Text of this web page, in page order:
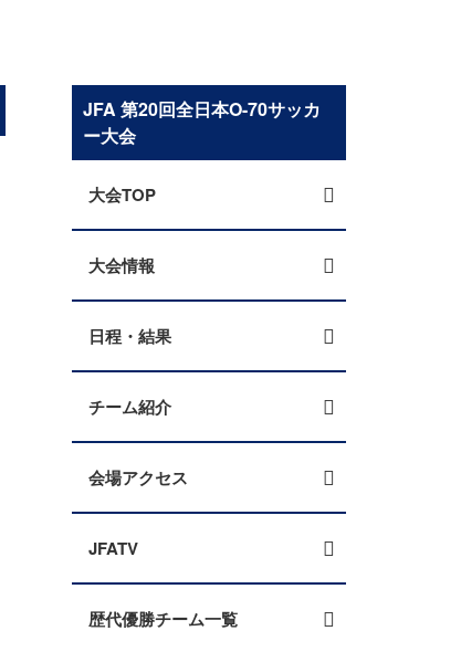
JFA 第20回全日本O-70サッカ
ー大会
大会TOP
大会情報
日程・結果
チーム紹介
会場アクセス
JFATV
歴代優勝チーム一覧